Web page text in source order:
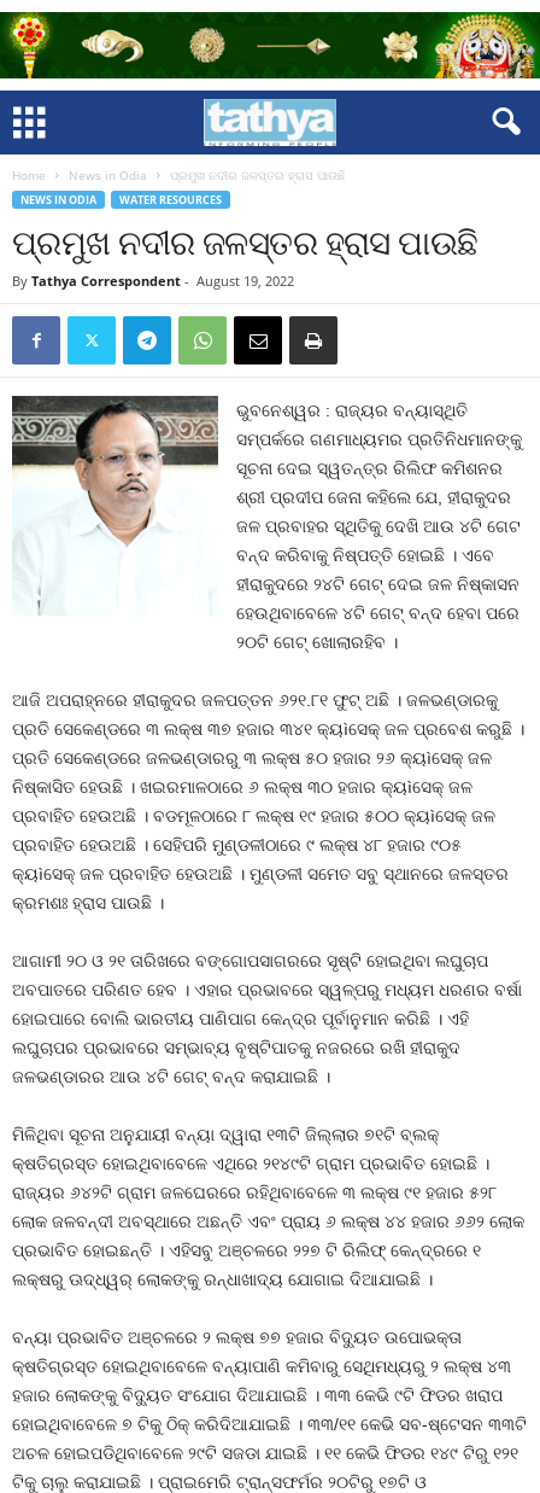
Home News in Odia ପ୍ରମୁଖ ନଦୀର ଜଳସ୍ତର ହ୍ରାସ ପାଉଛି
NEWS IN ODIA WATER RESOURCES
ପ୍ରମୁଖ ନଦୀର ଜଳସ୍ତର ହ୍ରାସ ପାଉଛି
By Tathya Correspondent - August 19, 2022
ଭୁବନେଶ୍ୱର : ରାଜ୍ୟର ବନ୍ୟାସ୍ଥିତି
ସମ୍ପର୍କରେ ଗଣମାଧ୍ୟମର ପ୍ରତିନିଧମାନଙ୍କୁ
ସୂଚନା ଦେଇ ସ୍ୱତନ୍ତ୍ର ରିଲିଫ କମିଶନର
ଶ୍ରୀ ପ୍ରଦୀପ ଜେନା କହିଲେ ଯେ, ହୀରାକୁଦର
ଜଳ ପ୍ରବାହର ସ୍ଥିତିକୁ ଦେଖି ଆଉ ୪ଟି ଗେଟ
ବନ୍ଦ କରିବାକୁ ନିଷ୍ପତ୍ତି ହୋଇଛି । ଏବେ
ହୀରାକୁଦରେ ୨୪ଟି ଗେଟ୍‌ ଦେଇ ଜଳ ନିଷ୍କାସନ
ହେଉଥିବାବେଳେ ୪ଟି ଗେଟ୍‌ ବନ୍ଦ ହେବା ପରେ
୨୦ଟି ଗେଟ୍‌ ଖୋଲାରହିବ ।
ଆଜି ଅପରାହ୍ନରେ ହୀରାକୁଦର ଜଳପତ୍ତନ ୬୨୧.୮୧ ଫୁଟ୍‌ ଅଛି । ଜଳଭଣ୍ଡାରକୁ
ପ୍ରତି ସେକେଣ୍ଡରେ ୩ ଲକ୍ଷ ୩୭ ହଜାର ୩୪୧ କ୍ୟìସେକ୍‌ ଜଳ ପ୍ରବେଶ କରୁଛି ।
ପ୍ରତି ସେକେଣ୍ଡରେ ଜଳଭଣ୍ଡାରରୁ ୩ ଲକ୍ଷ ୫୦ ହଜାର ୨୬ କ୍ୟìସେକ୍‌ ଜଳ
ନିଷ୍କାସିତ ହେଉଛି । ଖଇରମାଳଠାରେ ୬ ଲକ୍ଷ ୩୦ ହଜାର କ୍ୟìସେକ୍‌ ଜଳ
ପ୍ରବାହିତ ହେଉଅଛି । ବଡମୂଳଠାରେ ୮ ଲକ୍ଷ ୧୯ ହଜାର ୫୦୦ କ୍ୟìସେକ୍‌ ଜଳ
ପ୍ରବାହିତ ହେଉଅଛି । ସେହିପରି ମୁଣ୍ଡଳୀଠାରେ ୯ ଲକ୍ଷ ୪୮ ହଜାର ୯୦୫
କ୍ୟìସେକ୍‌ ଜଳ ପ୍ରବାହିତ ହେଉଅଛି । ମୁଣ୍ଡଳୀ ସମେତ ସବୁ ସ୍ଥାନରେ ଜଳସ୍ତର
କ୍ରମଶଃ ହ୍ରାସ ପାଉଛି ।
ଆଗାମୀ ୨୦ ଓ ୨୧ ତାରିଖରେ ବଙ୍ଗୋପସାଗରରେ ସୃଷ୍ଟି ହୋଇଥିବା ଲଘୁଚାପ
ଅବପାତରେ ପରିଣତ ହେବ । ଏହାର ପ୍ରଭାବରେ ସ୍ୱଳ୍ପରୁ ମଧ୍ୟମ ଧରଣର ବର୍ଷା
ହୋଇପାରେ ବୋଲି ଭାରତୀୟ ପାଣିପାଗ କେନ୍ଦ୍ର ପୂର୍ବାନୁମାନ କରିଛି । ଏହି
ଲଘୁଚାପର ପ୍ରଭାବରେ ସମ୍ଭାବ୍ୟ ବୃଷ୍ଟିପାତକୁ ନଜରରେ ରଖି ହୀରାକୁଦ
ଜଳଭଣ୍ଡାରର ଆଉ ୪ଟି ଗେଟ୍‌ ବନ୍ଦ କରାଯାଇଛି ।
ମିଳିଥିବା ସୂଚନା ଅନୁଯାୟୀ ବନ୍ୟା ଦ୍ୱାରା ୧୩ଟି ଜିଲ୍ଲାର ୭୧ଟି ବ୍ଲକ୍‌
କ୍ଷତିଗ୍ରସ୍ତ ହୋଇଥିବାବେଳେ ଏଥିରେ ୨୧୪୯ଟି ଗ୍ରାମ ପ୍ରଭାବିତ ହୋଇଛି ।
ରାଜ୍ୟର ୬୪୨ଟି ଗ୍ରାମ ଜଳଘେରରେ ରହିଥିବାବେଳେ ୩ ଲକ୍ଷ ୯୧ ହଜାର ୫୨୮
ଲୋକ ଜଳବନ୍ଦୀ ଅବସ୍ଥାରେ ଅଛନ୍ତି ଏବଂ ପ୍ରାୟ ୬ ଲକ୍ଷ ୪୪ ହଜାର ୬୬୨ ଲୋକ
ପ୍ରଭାବିତ ହୋଇଛନ୍ତି । ଏହିସବୁ ଅଞ୍ଚଳରେ ୨୨୭ ଟି ରିଲିଫ୍‌ କେନ୍ଦ୍ରରେ ୧
ଲକ୍ଷରୁ ଊଦ୍ଧ୍ୱର୍ ଲୋକଙ୍କୁ ରନ୍ଧାଖାଦ୍ୟ ଯୋଗାଇ ଦିଆଯାଇଛି ।
ବନ୍ୟା ପ୍ରଭାବିତ ଅଞ୍ଚଳରେ ୨ ଲକ୍ଷ ୭୭ ହଜାର ବିଦ୍ୟୁତ ଉପୋଭକ୍ତା
କ୍ଷତିଗ୍ରସ୍ତ ହୋଇଥିବାବେଳେ ବନ୍ୟାପାଣି କମିବାରୁ ସେଥିମଧ୍ୟରୁ ୨ ଲକ୍ଷ ୪୩
ହଜାର ଲୋକଙ୍କୁ ବିଦ୍ୟୁତ ସଂଯୋଗ ଦିଆଯାଇଛି । ୩୩ କେଭି ୯ଟି ଫିଡର ଖରାପ
ହୋଇଥିବାବେଳେ ୭ ଟିକୁ ଠିକ୍‌ କରିଦିଆଯାଇଛି । ୩୩/୧୧ କେଭି ସବ-ଷ୍ଟେସନ ୩୩ଟି
ଅଚଳ ହୋଇପଡିଥିବାବେଳେ ୨୯ଟି ସଜଡା ଯାଇଛି । ୧୧ କେଭି ଫିଡର ୧୪୯ ଟିରୁ ୧୨୧
ଟିକୁ ଚାଲୁ କରାଯାଇଛି । ପ୍ରାଇମେରି ଟ୍ରାନ୍ସଫର୍ମର ୨୦ଟିରୁ ୧୭ଟି ଓ